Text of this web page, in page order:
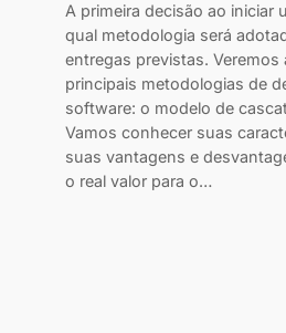
A primeira decisão ao iniciar
qual metodologia será
entregas previstas. Veremos
principais metodologias de
software: o modelo de
Vamos conhecer suas
suas vantagens e
o real valor para o…